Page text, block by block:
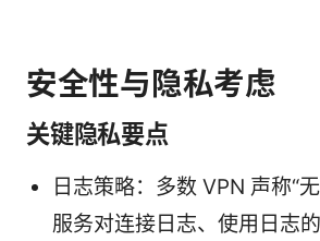
安全性与隐私考虑
关键隐私要点
日志策略：多数 VPN 声称“
服务对连接日志、使用日志